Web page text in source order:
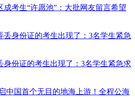
成考生“许愿池”：大批网友留言希望
身份证的考生出现了：3名学生紧急求